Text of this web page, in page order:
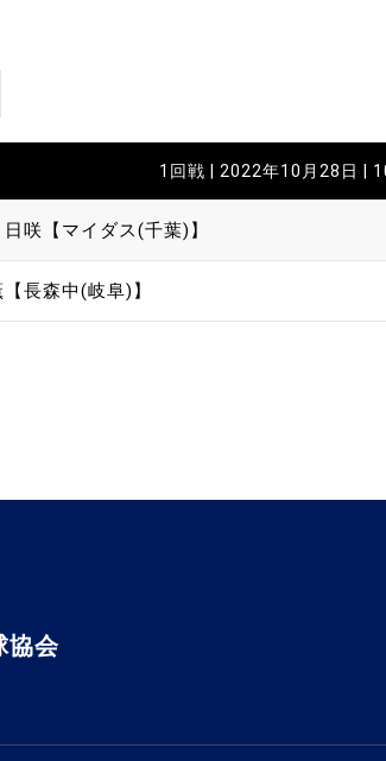
1回戦 | 2022年10月28日 |
日咲【マイダス(千葉)】
長森中(岐阜)】
協会